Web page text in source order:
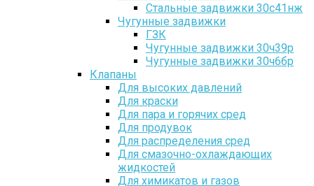
Стальные задвижки 30с41нж
Чугунные задвижки
ГЗК
Чугунные задвижки 30ч39р
Чугунные задвижки 30ч6бр
Клапаны
Для высоких давлений
Для краски
Для пара и горячих сред
Для продувок
Для распределения сред
Для смазочно-охлаждающих
жидкостей
Для химикатов и газов